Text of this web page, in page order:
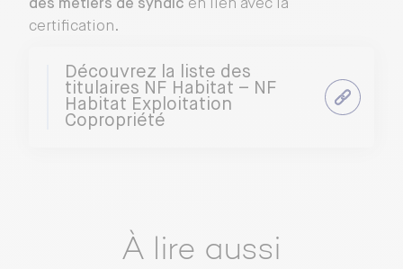
des métiers de syndic en lien avec la
certification.
Découvrez la liste des
titulaires NF Habitat – NF
Habitat Exploitation
Copropriété
À lire aussi